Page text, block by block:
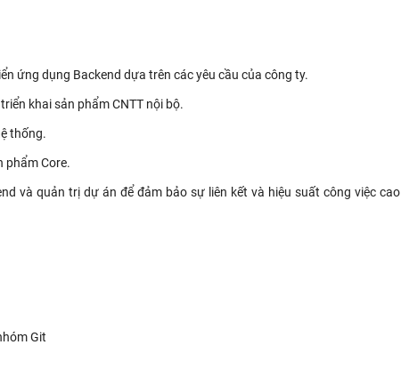
ứng dụng Backend dựa trên các yêu cầu của công ty.
khai sản phẩm CNTT nội bộ.
thống.
phẩm Core.
và quản trị dự án để đảm bảo sự liên kết và hiệu suất công việc cao
Git